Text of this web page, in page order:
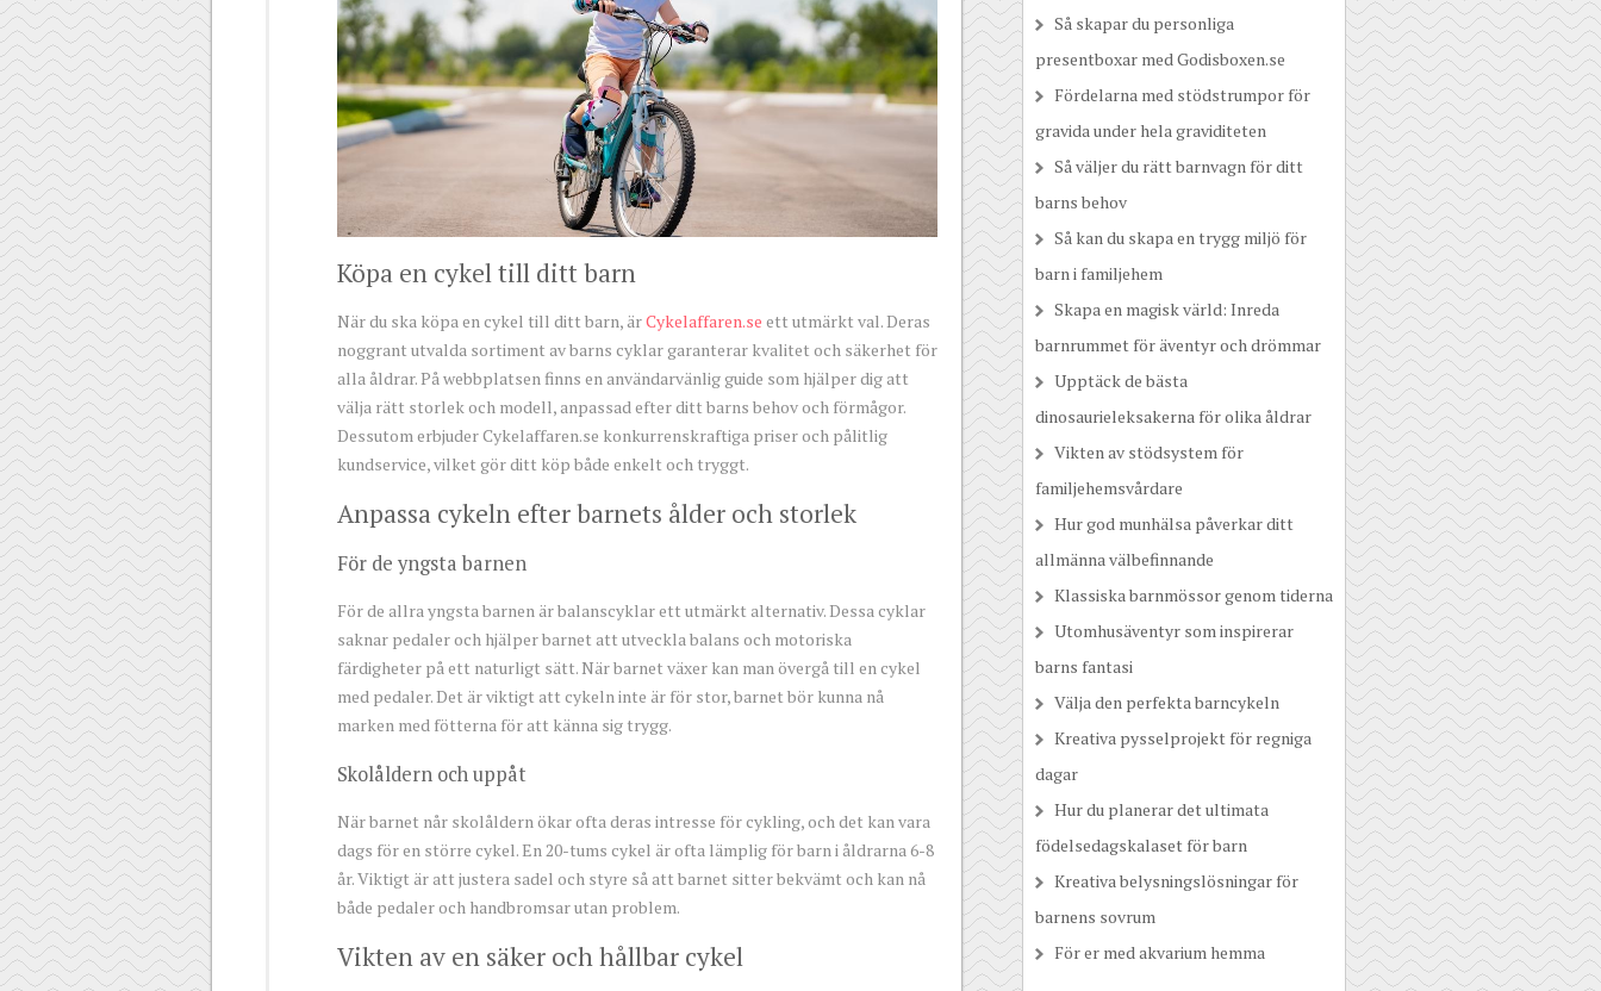
Köpa en cykel till ditt barn
När du ska köpa en cykel till ditt barn, ärCykelaffaren.se ett utmärkt val. Deras
noggrant utvalda sortiment av barns cyklar garanterar kvalitet och säkerhet för
alla åldrar. På webbplatsen finns en användarvänlig guide som hjälper dig att
välja rätt storlek och modell, anpassad efter ditt barns behov och förmågor.
Dessutom erbjuder Cykelaffaren.se konkurrenskraftiga priser och pålitlig
kundservice, vilket gör ditt köp både enkelt och tryggt.
Anpassa cykeln efter barnets ålder och storlek
För de yngsta barnen
För de allra yngsta barnen är balanscyklar ett utmärkt alternativ. Dessa cyklar
saknar pedaler och hjälper barnet att utveckla balans och motoriska
färdigheter på ett naturligt sätt. När barnet växer kan man övergå till en cykel
med pedaler. Det är viktigt att cykeln inte är för stor, barnet bör kunna nå
marken med fötterna för att känna sig trygg.
Skolåldern och uppåt
När barnet når skolåldern ökar ofta deras intresse för cykling, och det kan vara
dags för en större cykel. En 20-tums cykel är ofta lämplig för barn i åldrarna 6-8
år. Viktigt är att justera sadel och styre så att barnet sitter bekvämt och kan nå
både pedaler och handbromsar utan problem.
Vikten av en säker och hållbar cykel
Så skapar du personliga
presentboxar med Godisboxen.se
Fördelarna med stödstrumpor för
gravida under hela graviditeten
Så väljer du rätt barnvagn för ditt
barns behov
Så kan du skapa en trygg miljö för
barn i familjehem
Skapa en magisk värld: Inreda
barnrummet för äventyr och drömmar
Upptäck de bästa
dinosaurieleksakerna för olika åldrar
Vikten av stödsystem för
familjehemsvårdare
Hur god munhälsa påverkar ditt
allmänna välbefinnande
Klassiska barnmössor genom tiderna
Utomhusäventyr som inspirerar
barns fantasi
Välja den perfekta barncykeln
Kreativa pysselprojekt för regniga
dagar
Hur du planerar det ultimata
födelsedagskalaset för barn
Kreativa belysningslösningar för
barnens sovrum
För er med akvarium hemma